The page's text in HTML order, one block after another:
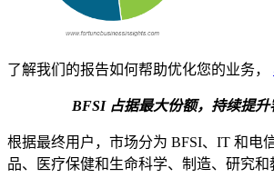
了解我们的报告如何帮助优化您的业务，
BFSI 占据最大份额，持续提升
根据最终用户，市场分为 BFSI、IT 和电
品、医疗保健和生命科学、制造、研究和